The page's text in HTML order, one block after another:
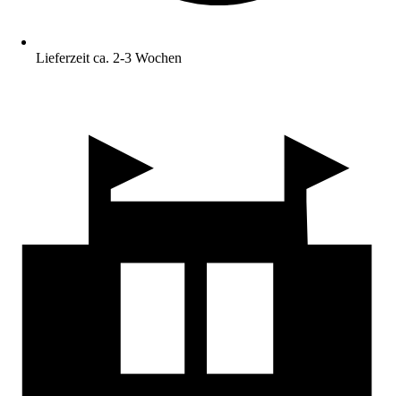
Lieferzeit ca. 2-3 Wochen